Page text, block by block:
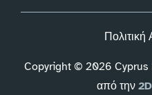
Copyright © 2026 Cyprus
από την